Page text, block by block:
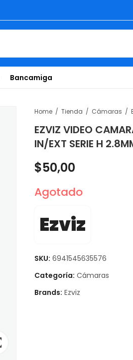
Bancamiga
Home Tienda Cámaras
EZVIZ VIDEO
IN/EXT SERIE H
$50,00
Agotado
Ezviz
SKU: 6941545635576
Categoría: Cámaras
Brands: Ezviz